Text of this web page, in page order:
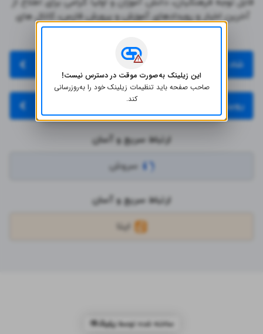
زیر را در شبکه های اجتماعی دنبال کنید.
شاد
روبیکا
ارتباط سریع و آسان
سروش
ارتباط سریع و آسان
ایتا
ساخته شده توسط
این زیلینک به‌صورت موقت در دسترس نیست!
صاحب صفحه باید تنظیمات زیلینک خود را به‌روز‌رسانی
کند.